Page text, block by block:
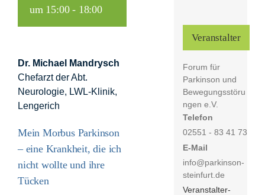
um 15:00- 18:00
Dr. Michael Mandrysch
Chefarzt der Abt.
Neurologie, LWL-Klinik,
Lengerich
Mein Morbus Parkinson
– eine Krankheit, die ich
nicht wollte und ihre
Tücken
Veranstalter
Forum für
Parkinson und
Bewegungsstöru
ngen e.V.
Telefon
02551 - 83 41 73
E-Mail
info@parkinson-
steinfurt.de
Veranstalter-